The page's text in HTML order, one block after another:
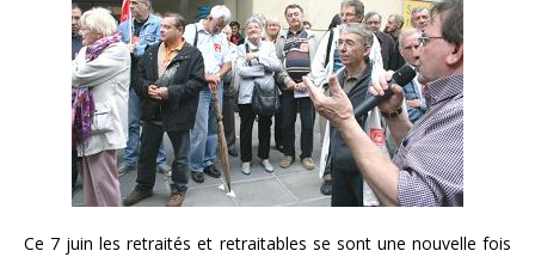
Ce 7 juin les retraités et retraitables se sont une nouvelle fois